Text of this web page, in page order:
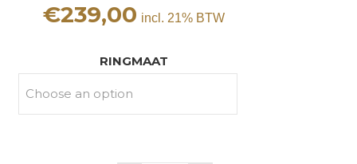
€239,00 incl. 21% BTW
RINGMAAT